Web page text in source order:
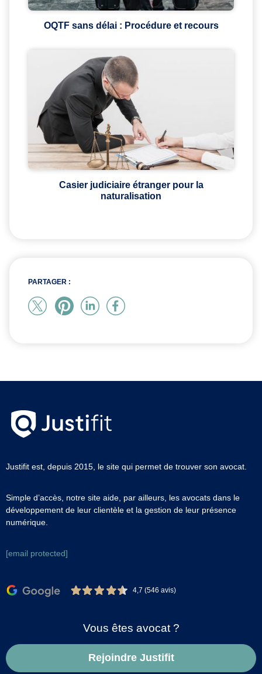
OQTF sans délai : Procédure et recours
Casier judiciaire étranger pour la
naturalisation
PARTAGER :
Justifit est, depuis 2015, le site qui permet de trouver son avocat.
Simple d’accès, notre site aide, par ailleurs, les avocats dans le
développement de leur clientèle et la gestion de leur présence
numérique.
[email protected]
4,7 (546 avis)
Vous êtes avocat ?
Rejoindre Justifit